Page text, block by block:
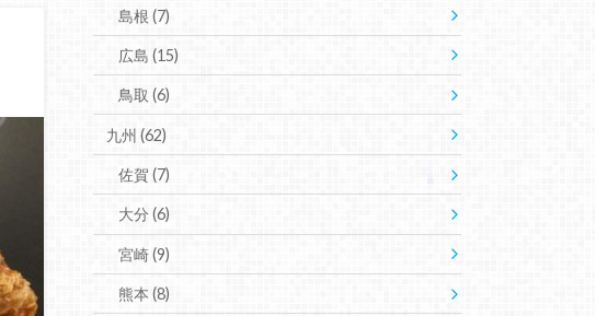
島根(7)
広島(15)
鳥取(6)
九州 (62)
佐賀(7)
大分(6)
宮崎(9)
熊本(8)